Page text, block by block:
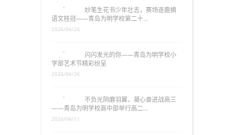
妙笔生花书少年壮志，赛场逐鹿摘
语文桂冠——青岛为明学校第二十…
2026/06/26
闪闪发光的你——青岛为明学校小
学部艺术节精彩纷呈
2026/06/26
不负光阴磨羽翼，凝心奋进战高三
——青岛为明学校高中部举行高二…
2026/06/11